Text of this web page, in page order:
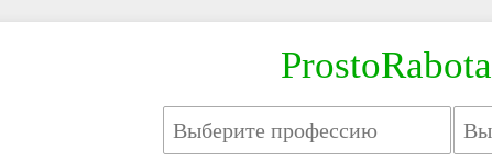
ProstoRabota